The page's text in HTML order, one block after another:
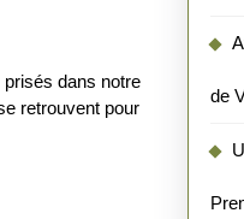
dans notre
retrouvent pour
de